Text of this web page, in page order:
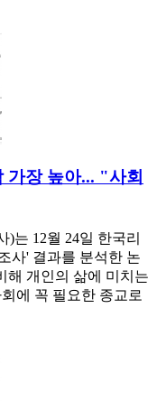
가장 높아... "사회
는 12월 24일 한국리
사' 결과를 분석한 논
해 개인의 삶에 미치는
에 꼭 필요한 종교로